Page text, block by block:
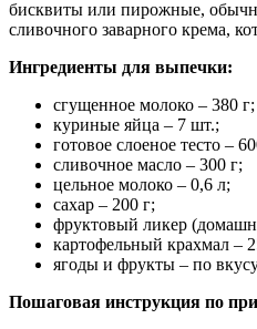
бисквиты или пирожные,
сливочного заварного крема,
Ингредиенты для выпечки:
сгущенное молоко – 380 г;
куриные яйца – 7 шт.;
готовое слоеное тесто –
сливочное масло – 300 г;
цельное молоко – 0,6 л;
сахар – 200 г;
фруктовый ликер
картофельный крахмал –
ягоды и фрукты – по
Пошаговая инструкция по